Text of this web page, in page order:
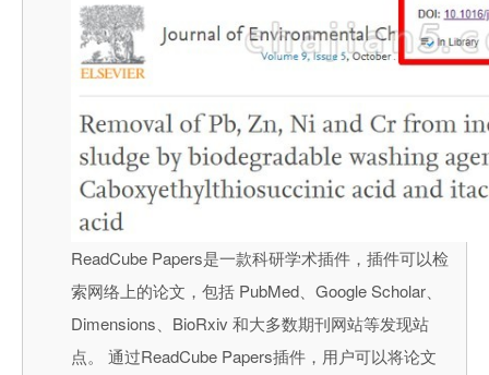
ReadCube Papers是一款科研学术插件，插件可以检
索网络上的论文，包括 PubMed、Google Scholar、
Dimensions、BioRxiv 和大多数期刊网站等发现站
点。 通过ReadCube Papers插件，用户可以将论文